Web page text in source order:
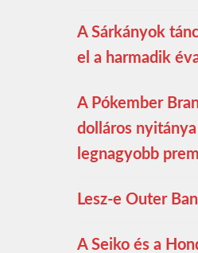
A Sárkányok
el a harmadik
A Pókember
dolláros
legnagyobb
Lesz-e Outer
A Seiko és a